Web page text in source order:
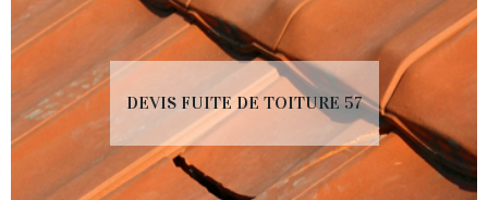
DEVIS FUITE DE TOITURE 57